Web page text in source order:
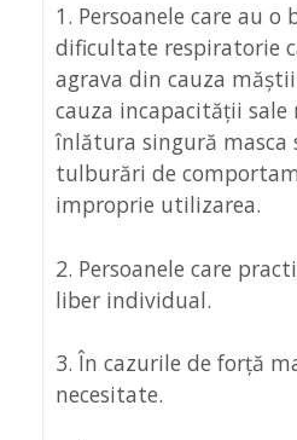
1. Persoanele care au o
dificultate respiratorie
agrava din cauza
cauza incapacității sale
înlătura singură masca
tulburări de
improprie utilizarea.
2. Persoanele care
liber individual.
3. În cazurile de forță
necesitate.